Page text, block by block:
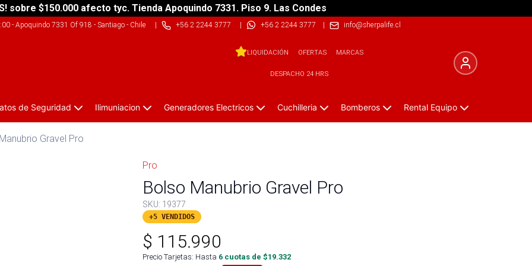
sobre $150.000 afecto tyc. Tienda Apoquindo 7331. Piso 9. Las Condes
- Apoquindo 7331 Of 918 - Santiago - Chile| +56 2 2244 3777 | +56 2 2244 3777 | info@sherpalife.cl
LIQUIDACIÓN OFERTAS MARCAS
DESPACHO 24 HRS
de Seguridad Ilimuniacion Generadores Electricos Cuchilleria Bomberos Rental Equipo
Gravel Pro
Pro
Bolso Manubrio Gravel Pro
SKU: 19377
+5 VENDIDOS
$ 115.990
Precio Tarjetas: Hasta 6 cuotas de $19.332